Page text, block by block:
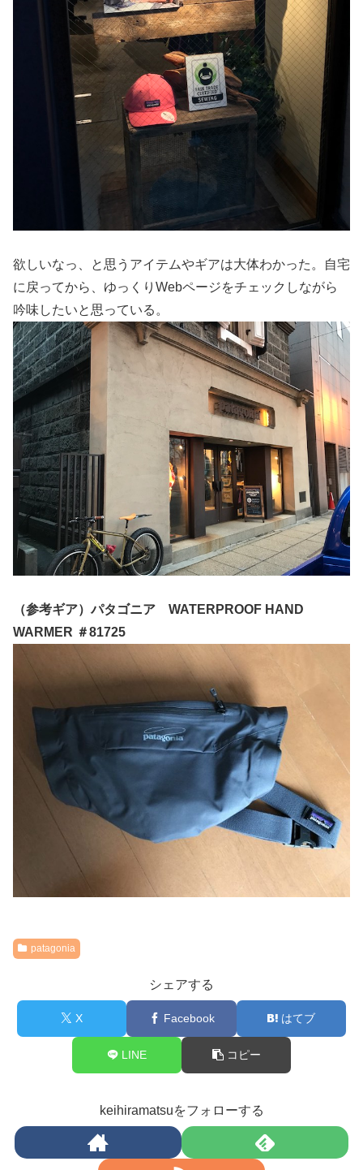
欲しいなっ、と思うアイテムやギアは大体わかった。自宅
に戻ってから、ゆっくりWebページをチェックしながら
吟味したいと思っている。
（参考ギア）パタゴニア WATERPROOF HAND
WARMER ＃81725
patagonia
シェアする
X Facebook はてブ
LINE コピー
keihiramatsuをフォローする